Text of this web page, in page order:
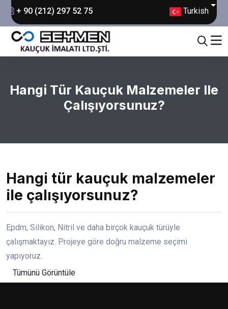
+ 90 (212) 297 52 75 Turkish
Hangi Tür Kauçuk Malzemeler Ile
Çalışıyorsunuz?
Hangi tür kauçuk malzemeler
ile çalışıyorsunuz?
Epdm, Silikon, Nitril ve daha birçok kauçuk türüyle
çalışmaktayız. Projeye göre doğru malzeme seçimi
yapıyoruz.
Tümünü Görüntüle